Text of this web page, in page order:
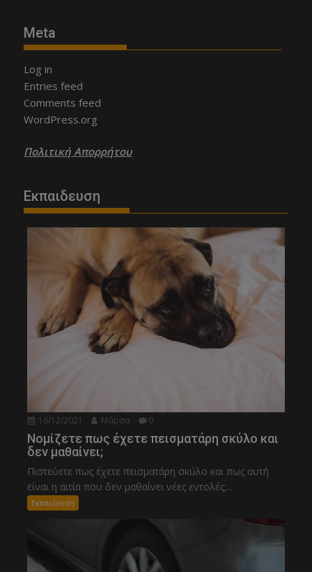
Meta
Log in
Entries feed
Comments feed
WordPress.org
Πολιτική Απορρήτου
Εκπαιδευση
16/12/2021 Μάρσα 0
Νομίζετε πως έχετε πεισματάρη σκύλο και
δεν μαθαίνει;
Πιστεύετε πως έχετε πεισματάρη σκύλο και πως αυτή
είναι η αιτία που δεν μαθαίνει νέες εντολές;...
Εκπαιδευση